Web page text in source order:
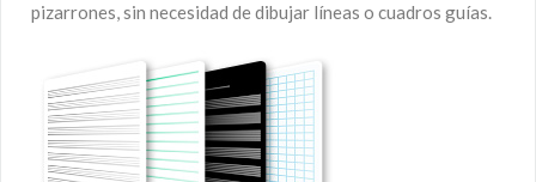
pizarrones, sin necesidad de dibujar líneas o cuadros guías.